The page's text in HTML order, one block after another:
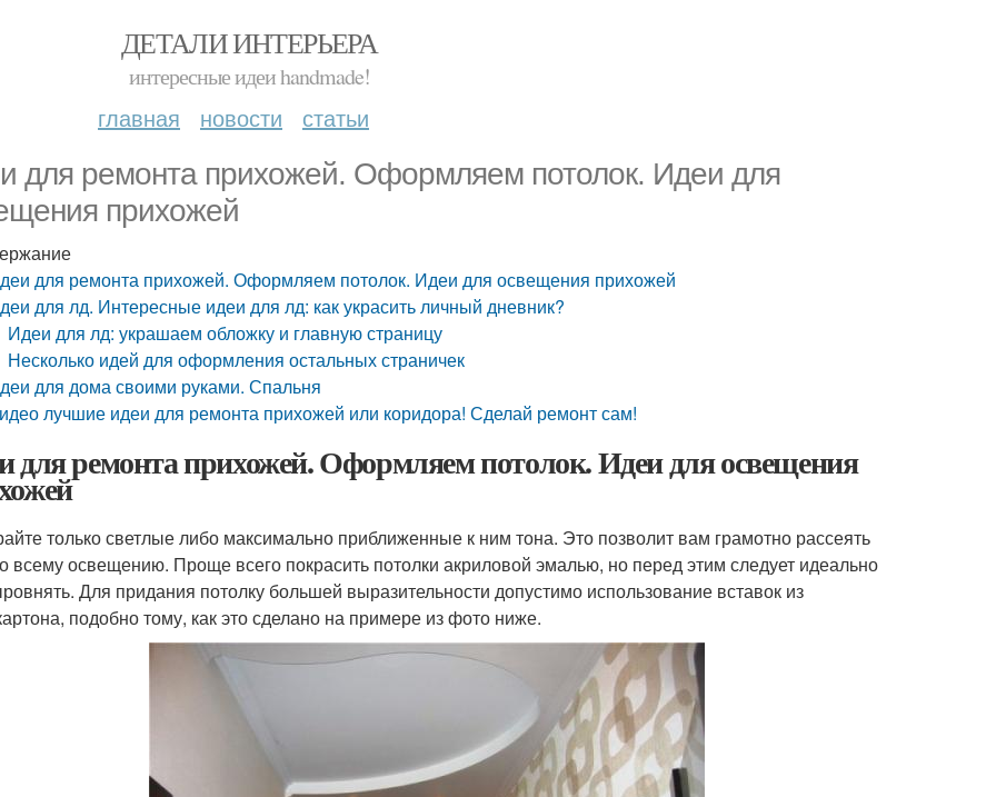
ДЕТАЛИ ИНТЕРЬЕРА
интересные идеи handmade!
главная новости статьи
для ремонта прихожей. Оформляем потолок. Идеи для
прихожей
для ремонта прихожей. Оформляем потолок. Идеи для освещения прихожей
для лд. Интересные идеи для лд: как украсить личный дневник?
Идеи для лд: украшаем обложку и главную страницу
Несколько идей для оформления остальных страничек
для дома своими руками. Спальня
лучшие идеи для ремонта прихожей или коридора! Сделай ремонт сам!
для ремонта прихожей. Оформляем потолок. Идеи для освещения
только светлые либо максимально приближенные к ним тона. Это позволит вам грамотно рассеять
всему освещению. Проще всего покрасить потолки акриловой эмалью, но перед этим следует идеально
Для придания потолку большей выразительности допустимо использование вставок из
подобно тому, как это сделано на примере из фото ниже.